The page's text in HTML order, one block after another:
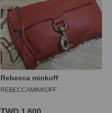
Rebecca minkoff
REBECCAMINKOFF